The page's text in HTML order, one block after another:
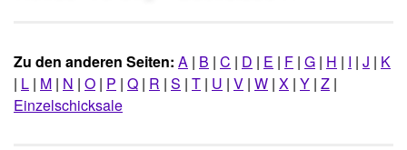
Zu den anderen Seiten: A | B | C | D | E | F | G | H | I | J | K
| L | M | N | O | P | Q | R | S | T | U | V | W | X | Y | Z |
Einzelschicksale